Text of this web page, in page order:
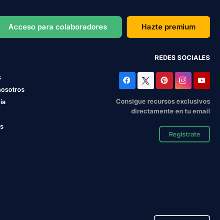
Acceso para colaboradores Hazte premium
REDES SOCIALES
Consigue recursos exclusivos
directamente en tu email
Regístrate